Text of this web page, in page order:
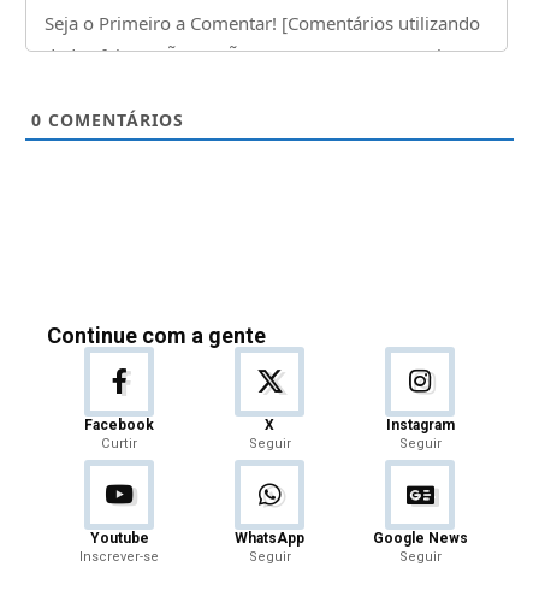
0 COMENTÁRIOS
Continue com a gente
Facebook
Curtir
X
Seguir
Instagram
Seguir
Youtube
Inscrever-se
WhatsApp
Seguir
Google News
Seguir